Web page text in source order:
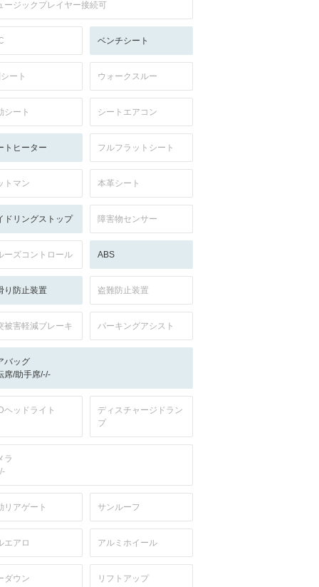
ージックプレイヤー接続可
ベンチシート
ート ウォークスルー
シート シートエアコン
トヒーター フルフラットシート
トマン 本革シート
ドリングストップ 障害物センサー
ーズコントロール ABS
り防止装置 盗難防止装置
被害軽減ブレーキ パーキングアシスト
バッグ
席/助手席/-/-
ヘッドライト
ディスチャージドラン
プ
ラ
リアゲート サンルーフ
エアロ アルミホイール
ダウン リフトアップ